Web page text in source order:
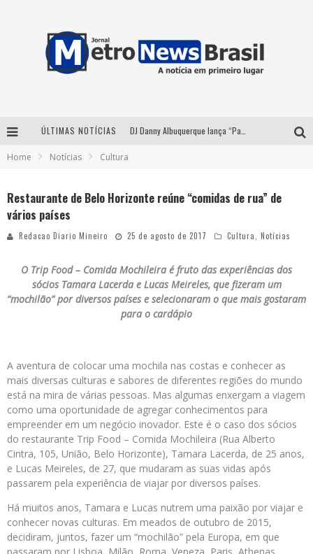
ÚLTIMAS NOTÍCIAS
Home Notícias Cultura
Restaurante de Belo Horizonte reúne “comidas de rua” de
vários países
Redacao Diario Mineiro 25 de agosto de 2017 Cultura Notícias
O Trip Food – Comida Mochileira é fruto das experiências dos
sócios Tamara Lacerda e Lucas Meireles, que fizeram um
“mochilão” por diversos países e selecionaram o que mais gostaram
para o cardápio
A aventura de colocar uma mochila nas costas e conhecer as
mais diversas culturas e sabores de diferentes regiões do mundo
está na mira de várias pessoas. Mas algumas enxergam a viagem
como uma oportunidade de agregar conhecimentos para
empreender em um negócio inovador. Este é o caso dos sócios
do restaurante Trip Food – Comida Mochileira (Rua Alberto
Cintra, 105, União, Belo Horizonte), Tamara Lacerda, de 25 anos,
e Lucas Meireles, de 27, que mudaram as suas vidas após
passarem pela experiência de viajar por diversos países.
Há muitos anos, Tamara e Lucas nutrem uma paixão por viajar e
conhecer novas culturas. Em meados de outubro de 2015,
decidiram, juntos, fazer um “mochilão” pela Europa, em que